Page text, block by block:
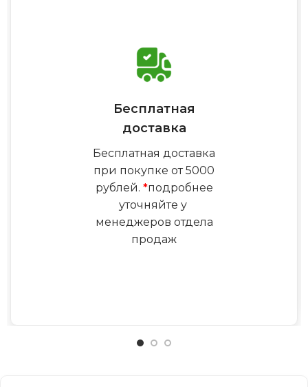
Бесплатная
доставка
Бесплатная доставка
при покупке от 5000
рублей. *подробнее
уточняйте у
менеджеров отдела
продаж